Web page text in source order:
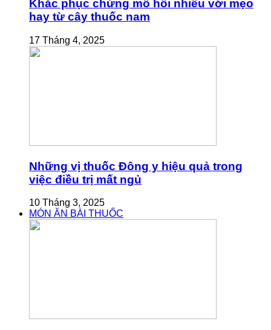
Khắc phục chứng mồ hôi nhiều với mẹo
hay từ cây thuốc nam
17 Tháng 4, 2025
Những vị thuốc Đông y hiệu quả trong
việc điều trị mất ngủ
10 Tháng 3, 2025
MÓN ĂN BÀI THUỐC